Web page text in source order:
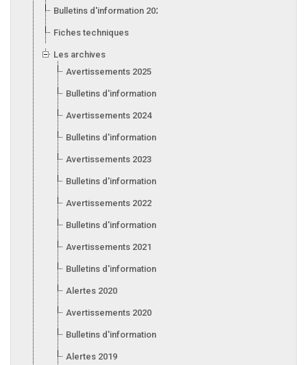
Bulletins d'information 2026
Fiches techniques
Les archives
Avertissements 2025
Bulletins d'information 2025
Avertissements 2024
Bulletins d'information 2024
Avertissements 2023
Bulletins d'information 2023
Avertissements 2022
Bulletins d'information 2022
Avertissements 2021
Bulletins d'information 2021
Alertes 2020
Avertissements 2020
Bulletins d'information 2020
Alertes 2019